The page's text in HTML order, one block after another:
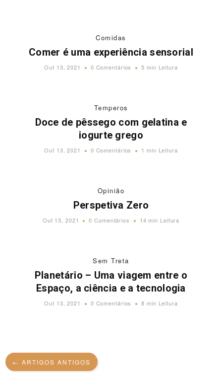
Comidas
Comer é uma experiência sensorial
Out 13, 2021 0 Comentários 5 min Leitura
Temperos
Doce de pêssego com gelatina e
iogurte grego
Out 13, 2021 0 Comentários 1 min Leitura
Opinião
Perspetiva Zero
Out 13, 2021 0 Comentários 14 min Leitura
Sem Treta
Planetário – Uma viagem entre o
Espaço, a ciência e a tecnologia
Out 13, 2021 0 Comentários 8 min Leitura
← ARTIGOS ANTIGOS